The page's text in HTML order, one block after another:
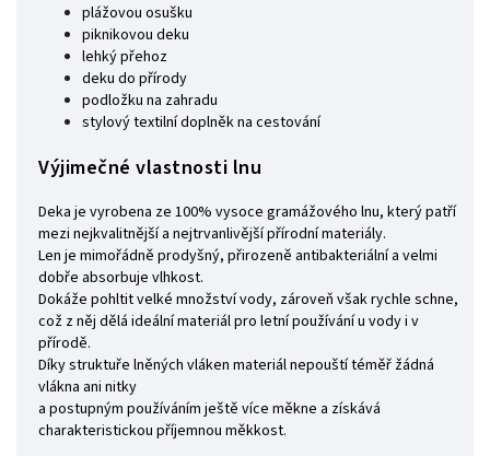
plážovou osušku
piknikovou deku
lehký přehoz
deku do přírody
podložku na zahradu
stylový textilní doplněk na cestování
Výjimečné vlastnosti lnu
Deka je vyrobena ze 100% vysoce gramážového lnu, který patří
mezi nejkvalitnější a nejtrvanlivější přírodní materiály.
Len je mimořádně prodyšný, přirozeně antibakteriální a velmi
dobře absorbuje vlhkost.
Dokáže pohltit velké množství vody, zároveň však rychle schne,
což z něj dělá ideální materiál pro letní používání u vody i v
přírodě.
Díky struktuře lněných vláken materiál nepouští téměř žádná
vlákna ani nitky
a postupným používáním ještě více měkne a získává
charakteristickou příjemnou měkkost.